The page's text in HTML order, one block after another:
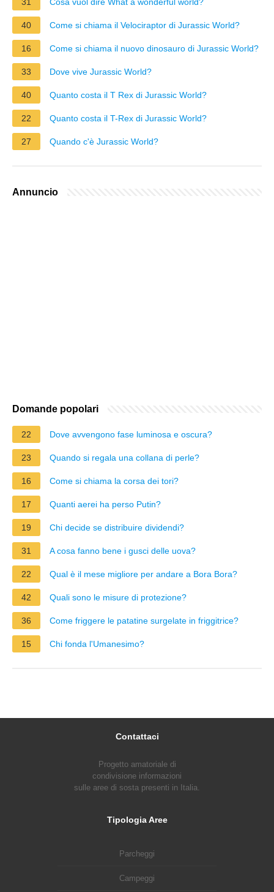
40 Come si chiama il Velociraptor di Jurassic World?
16 Come si chiama il nuovo dinosauro di Jurassic World?
33 Dove vive Jurassic World?
40 Quanto costa il T Rex di Jurassic World?
22 Quanto costa il T-Rex di Jurassic World?
27 Quando c'è Jurassic World?
Annuncio
Domande popolari
22 Dove avvengono fase luminosa e oscura?
23 Quando si regala una collana di perle?
16 Come si chiama la corsa dei tori?
17 Quanti aerei ha perso Putin?
19 Chi decide se distribuire dividendi?
31 A cosa fanno bene i gusci delle uova?
22 Qual è il mese migliore per andare a Bora Bora?
42 Quali sono le misure di protezione?
36 Come friggere le patatine surgelate in friggitrice?
15 Chi fonda l'Umanesimo?
Contattaci
Progetto amatoriale di
condivisione informazioni
sulle aree di sosta presenti in Italia.
Tipologia Aree
Parcheggi
Campeggi